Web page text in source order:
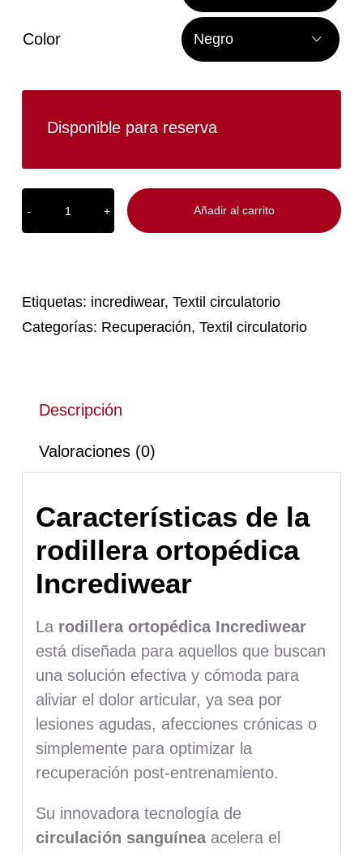
Color 
Disponible para reserva
Rodillera
Incrediwear
Añadir al carrito
Etiquetas: incrediwear,Textil circulatorio
Categorías: Recuperación,Textil circulatorio
Descripción
Valoraciones (0)
Características de la
rodillera ortopédica
Incrediwear
La rodillera ortopédica Incrediwear
está diseñada para aquellos que buscan
una solución efectiva y cómoda para
aliviar el dolor articular, ya sea por
lesiones agudas, afecciones crónicas o
simplemente para optimizar la
recuperación post-entrenamiento.
Su innovadora tecnología de
circulación sanguíneaacelera el